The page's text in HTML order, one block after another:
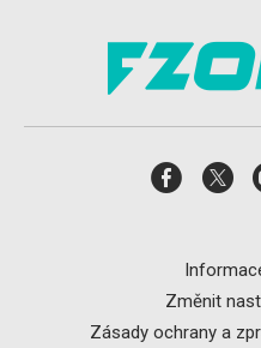
Změnit
Zásady ochrany a